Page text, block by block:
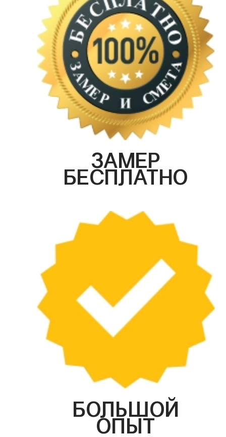
ЗАМЕР
БЕСПЛАТНО
БОЛЬШОЙ
ОПЫТ